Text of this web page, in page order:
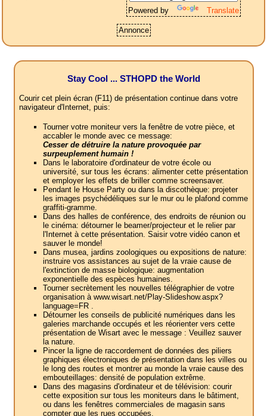
Powered by Translate
Annonce
Stay Cool ... STHOPD the World
Courir cet plein écran (F11) de présentation continue dans votre
navigateur d'Internet, puis:
Tourner votre moniteur vers la fenêtre de votre pièce, et
accabler le monde avec ce message:
Cesser de détruire la nature provoquée par
surpeuplement humain !
Dans le laboratoire d'ordinateur de votre école ou
université, sur tous les écrans: alimenter cette présentation
et employer les effets de briller comme screensaver.
Pendant le House Party ou dans la discothèque: projeter
les images psychédéliques sur le mur ou le plafond comme
graffiti-gramme.
Dans des halles de conférence, des endroits de réunion ou
le cinéma: détourner le beamer/projecteur et le relier par
l'Internet à cette présentation. Saisir votre vidéo canon et
sauver le monde!
Dans musea, jardins zoologiques ou expositions de nature:
instruire vos assistances au sujet de la vraie cause de
l'extinction de masse biologique: augmentation
exponentielle des espèces humaines.
Tourner secrètement les nouvelles télégraphier de votre
organisation à www.wisart.net/Play-Slideshow.aspx?
language=FR .
Détourner les conseils de publicité numériques dans les
galeries marchande occupés et les réorienter vers cette
présentation de Wisart avec le message : Veuillez sauver
la nature.
Pincer la ligne de raccordement de données des piliers
graphiques électroniques de présentation dans les villes ou
le long des routes et montrer au monde la vraie cause des
embouteillages: densité de population extrême.
Dans des magasins d'ordinateur et de télévision: courir
cette exposition sur tous les moniteurs dans le bâtiment,
ou dans les fenêtres commerciales de magasin sans
compter que les rues occupées.